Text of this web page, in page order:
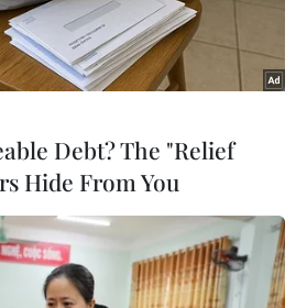
Debt? The "Relief
Hide From You